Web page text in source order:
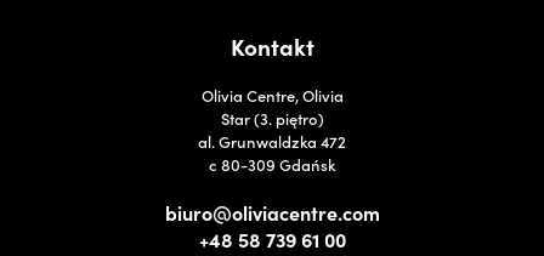
Kontakt
Olivia Centre, Olivia
Star (3. piętro)
al. Grunwaldzka 472
c 80-309 Gdańsk
biuro@oliviacentre.com
+48 58 739 61 00